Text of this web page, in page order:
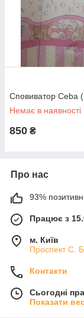
Сповиватор Ceba
Немає в наявності
850 ₴
Про нас
93%
Працює з
м. Київ
Проспект С.
Контакти
Сьогодні
Показати